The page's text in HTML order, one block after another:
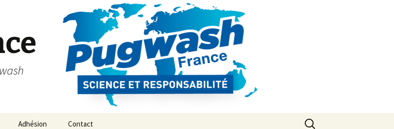
Adhésion Contact
Rechercher :